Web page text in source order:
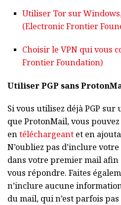
Utiliser Tor sur
(Electronic Frontier
Choisir le VPN qui vous
Frontier Foundation)
Utiliser PGP sans
Si vous utilisez déjà PGP
que ProtonMail, vous
entéléchargeant et en
N’oubliez pas d’inclure
dans votre premier mail afin
vous répondre. Faites
n’inclure aucune
du mail, qui n’est parfois